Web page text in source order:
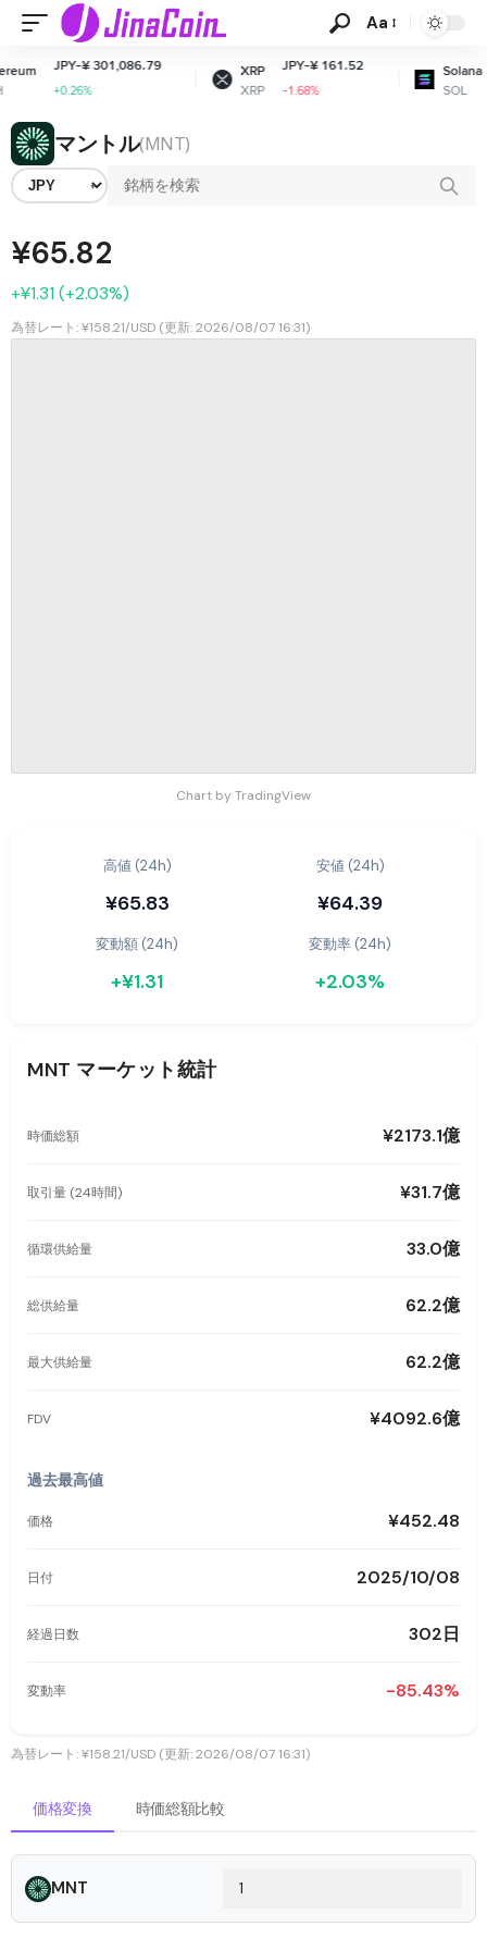
Aa
¥ 301,086.79 JPY-¥ 161.52
-1.68%
Solana
JPY-¥
+0.87%
マントル(MNT)
¥65.82
+¥1.31 (+2.03%)
為替レート: ¥158.21/USD (更新: 2026/08/07 16:31)
Chart by TradingView
高値 (24h)
¥65.83
安値 (24h)
¥64.39
変動額 (24h)
+¥1.31
変動率 (24h)
+2.03%
MNT マーケット統計
時価総額 ¥2173.1億
取引量 (24時間) ¥31.7億
循環供給量 33.0億
総供給量 62.2億
最大供給量 62.2億
FDV ¥4092.6億
過去最高値
価格 ¥452.48
日付 2025/10/08
経過日数 302日
変動率 -85.43%
為替レート: ¥158.21/USD (更新: 2026/08/07 16:31)
価格変換 時価総額比較
MNT